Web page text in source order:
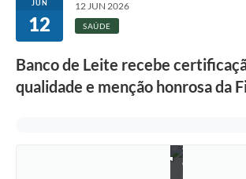
JUN
12
12 JUN 2026
SAÚDE
Banco de Leite recebe
qualidade e menção honrosa da
m
e
n
t
e